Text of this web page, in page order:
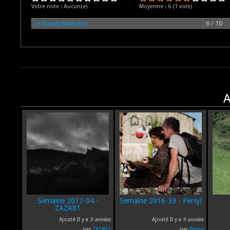
Votre note : Aucun(e) Moyenne : 6 (1 vote)
Le Dandy Manchot 6 / 10
Semaine 2017-04 -
ZAZA81
Ajouté Il y a 9 années
Semaine 2016-33 - Persyl
Ajouté Il y a 9 années